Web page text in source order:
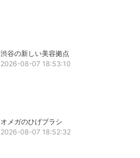
渋谷の新しい美容拠点
2026-08-07 18:53:10
オメガのひげブラシ
2026-08-07 18:52:32